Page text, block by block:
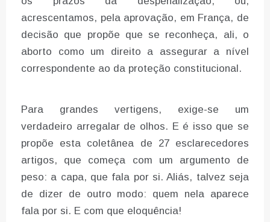
acrescentamos, pela aprovação, em França, de
decisão que propõe que se reconheça, ali, o
aborto como um direito a assegurar a nível
correspondente ao da proteção constitucional.
Para grandes vertigens, exige-se um
verdadeiro arregalar de olhos. E é isso que se
propõe esta coletânea de 27 esclarecedores
artigos, que começa com um argumento de
peso: a capa, que fala por si. Aliás, talvez seja
de dizer de outro modo: quem nela aparece
fala por si. E com que eloquência!